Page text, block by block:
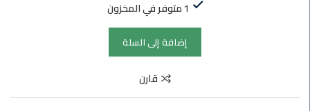
1 متوفر في المخزون
إضافة إلى السلة
قارن